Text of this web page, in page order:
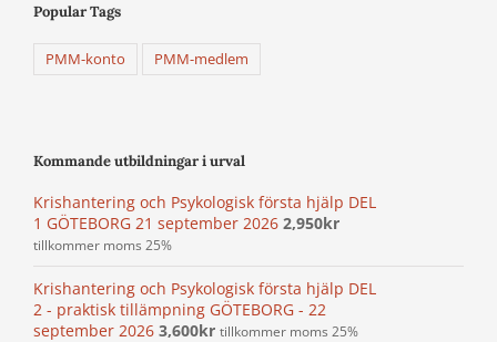
Popular Tags
PMM-konto PMM-medlem
Kommande utbildningar i urval
Krishantering och Psykologisk första hjälp DEL
1 GÖTEBORG 21 september 2026 2,950kr
tillkommer moms 25%
Krishantering och Psykologisk första hjälp DEL
2 - praktisk tillämpning GÖTEBORG - 22
september 2026 3,600kr tillkommer moms 25%